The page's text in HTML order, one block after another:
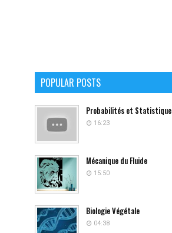
POPULAR POSTS
Probabilités et Statistique
16:23
Mécanique du Fluide
15:50
Biologie Végétale
04:38